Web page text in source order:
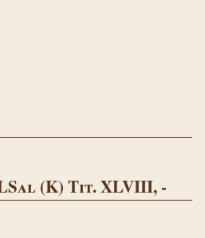
(K) Tit. XLVIII, -